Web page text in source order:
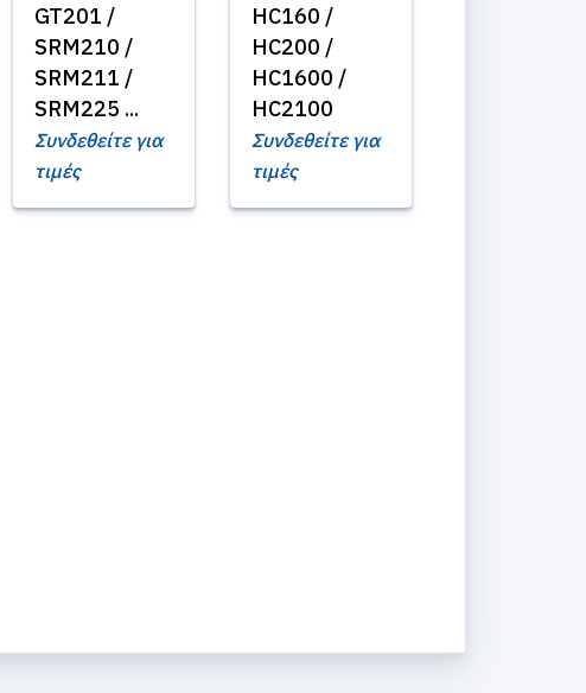
GT201 /
SRM210 /
SRM211 /
SRM225 ...
Συνδεθείτε για
τιμές
HC160 /
HC200 /
HC1600 /
HC2100
Συνδεθείτε για
τιμές